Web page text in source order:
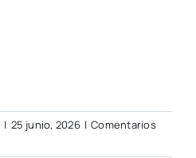
| 25 junio, 2026 | Comentarios